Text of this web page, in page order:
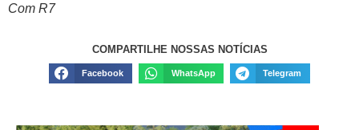
Com R7
COMPARTILHE NOSSAS NOTÍCIAS
Facebook WhatsApp Telegram